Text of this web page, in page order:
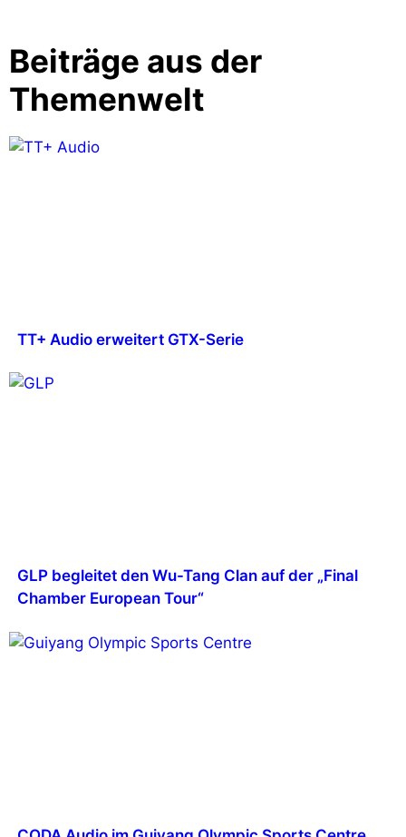
Beiträge aus der
Themenwelt
TT+ Audio erweitert GTX-Serie
GLP begleitet den Wu-Tang Clan auf der „Final
Chamber European Tour“